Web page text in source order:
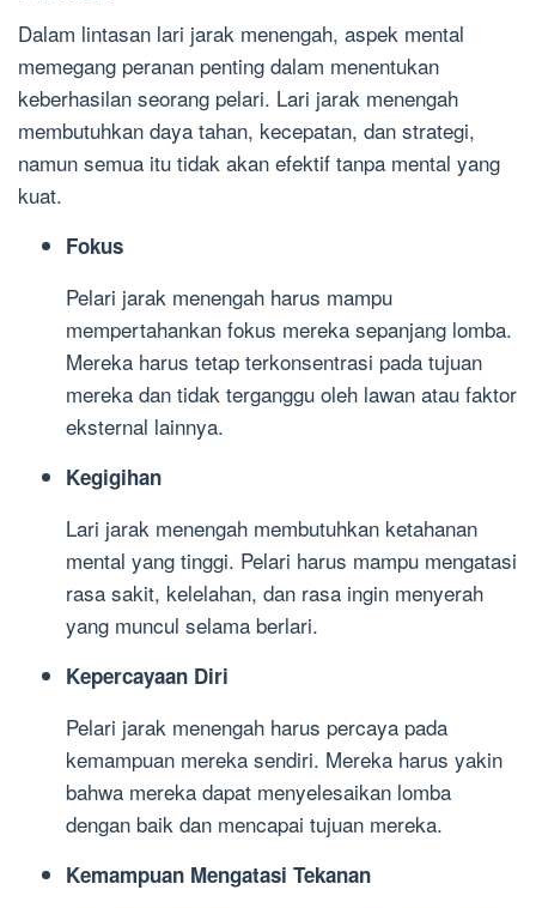
Dalam lintasan lari jarak menengah, aspek mental
memegang peranan penting dalam menentukan
keberhasilan seorang pelari. Lari jarak menengah
membutuhkan daya tahan, kecepatan, dan strategi,
namun semua itu tidak akan efektif tanpa mental yang
kuat.
Fokus
Pelari jarak menengah harus mampu
mempertahankan fokus mereka sepanjang lomba.
Mereka harus tetap terkonsentrasi pada tujuan
mereka dan tidak terganggu oleh lawan atau faktor
eksternal lainnya.
Kegigihan
Lari jarak menengah membutuhkan ketahanan
mental yang tinggi. Pelari harus mampu mengatasi
rasa sakit, kelelahan, dan rasa ingin menyerah
yang muncul selama berlari.
Kepercayaan Diri
Pelari jarak menengah harus percaya pada
kemampuan mereka sendiri. Mereka harus yakin
bahwa mereka dapat menyelesaikan lomba
dengan baik dan mencapai tujuan mereka.
Kemampuan Mengatasi Tekanan